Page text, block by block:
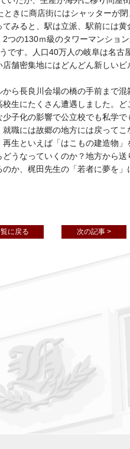
きに商店街にはシャッターが
みると、駅は立派、駅前には
つの130ｍ級のタワーマンショ
です。人口40万人の岐阜は名古
舗密集地にはどんどん新しい
ら長良川会場の橋の手前まで混
生にたくさん遭遇しました。ど
子化の影響で公立校でも私学で
職には故郷の地方には戻って
生といえば「はこもの建造物
うなっていくのか？地方から
か、梶田先生の「若者に夢を
に戻る 次の記事 >